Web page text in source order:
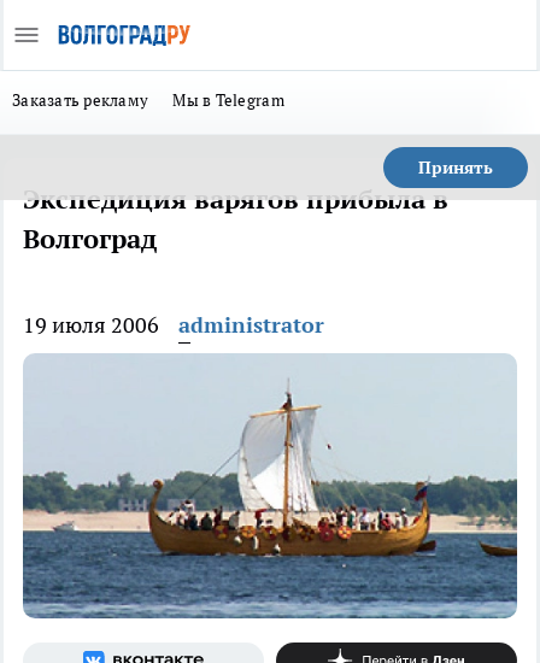
Заказать рекламу Мы в Telegram
Принять
Экспедиция варягов прибыла в
Волгоград
19 июля 2006 administrator